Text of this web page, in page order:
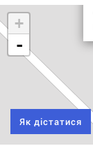
+
-
Як дістатися